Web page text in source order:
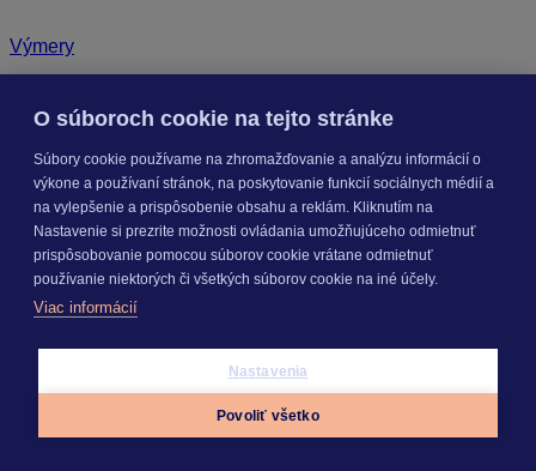
Výmery
O súboroch cookie na tejto stránke
Súbory cookie používame na zhromažďovanie a analýzu informácií o
výkone a používaní stránok, na poskytovanie funkcií sociálnych médií a
na vylepšenie a prispôsobenie obsahu a reklám. Kliknutím na
Nastavenie si prezrite možnosti ovládania umožňujúceho odmietnuť
prispôsobovanie pomocou súborov cookie vrátane odmietnuť
používanie niektorých či všetkých súborov cookie na iné účely.
Viac informácií
Nastavenia
Povoliť všetko